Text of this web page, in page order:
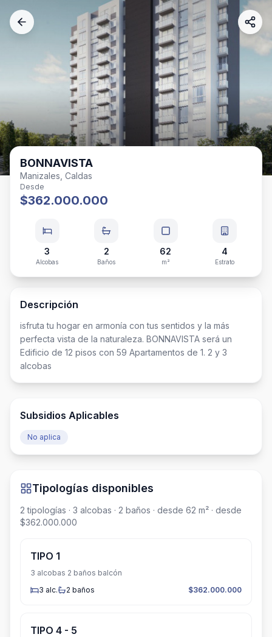
BONNAVISTA
Manizales, Caldas
Desde
$362.000.000
3
Alcobas
2
Baños
62
m²
4
Estrato
Descripción
isfruta tu hogar en armonía con tus sentidos y la más
perfecta vista de la naturaleza. BONNAVISTA será un
Edificio de 12 pisos con 59 Apartamentos de 1. 2 y 3
alcobas
Subsidios Aplicables
No aplica
Tipologías disponibles
2 tipologías · 3 alcobas · 2 baños · desde 62 m² · desde
$362.000.000
TIPO 1
3 alcobas 2 baños balcón
3 alc. 2 baños $362.000.000
TIPO 4 - 5